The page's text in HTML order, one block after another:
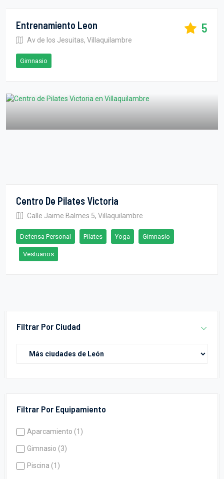
Filtrar Por Ciudad
Filtrar Por Equipamiento
Aparcamiento (1)
Gimnasio (3)
Piscina (1)
Entrenamiento Leon
Av de los Jesuitas, Villaquilambre
5
Gimnasio
Centro De Pilates Victoria
Calle Jaime Balmes 5, Villaquilambre
Defensa Personal Pilates Yoga Gimnasio
Vestuarios